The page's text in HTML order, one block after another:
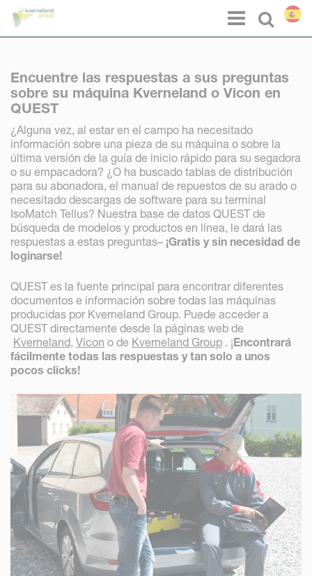
Select
Menu
Encuentre las respuestas a sus preguntas
sobre su máquina Kverneland o Vicon en
QUEST
¿Alguna vez, al estar en el campo ha necesitado
información sobre una pieza de su máquina o sobre la
última versión de la guía de inicio rápido para su segadora
o su empacadora? ¿O ha buscado tablas de distribución
para su abonadora, el manual de repuestos de su arado o
necesitado descargas de software para su terminal
IsoMatch Tellus? Nuestra base de datos QUEST de
búsqueda de modelos y productos en línea, le dará las
respuestas a estas preguntas– ¡Gratis y sin necesidad de
loginarse!
QUEST es la fuente principal para encontrar diferentes
documentos e información sobre todas las máquinas
producidas por Kverneland Group. Puede acceder a
QUEST directamente desde la páginas web de
Kverneland, Vicon o de Kverneland Group . ¡Encontrará
fácilmente todas las respuestas y tan solo a unos
pocos clicks!
Panel de gestión de cookies